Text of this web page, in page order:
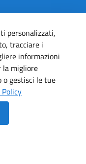
personalizzati,
tracciare i
informazioni
la migliore
o gestisci le tue